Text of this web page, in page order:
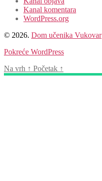
Kanal komentara
WordPress.org
© 2026. Dom učenika Vukovar
Pokreće WordPress
Na vrh ↑ Početak ↑